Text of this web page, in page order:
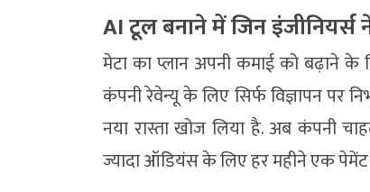
AI टूल बनाने में जिन
मेटा का प्लान अपनी कमाई को बढ़ाने
कंपनी रेवेन्यू के लिए सिर्फ विज्ञापन पर
नया रास्ता खोज लिया है. अब कंपनी
ज्यादा ऑडियंस के लिए हर महीने एक